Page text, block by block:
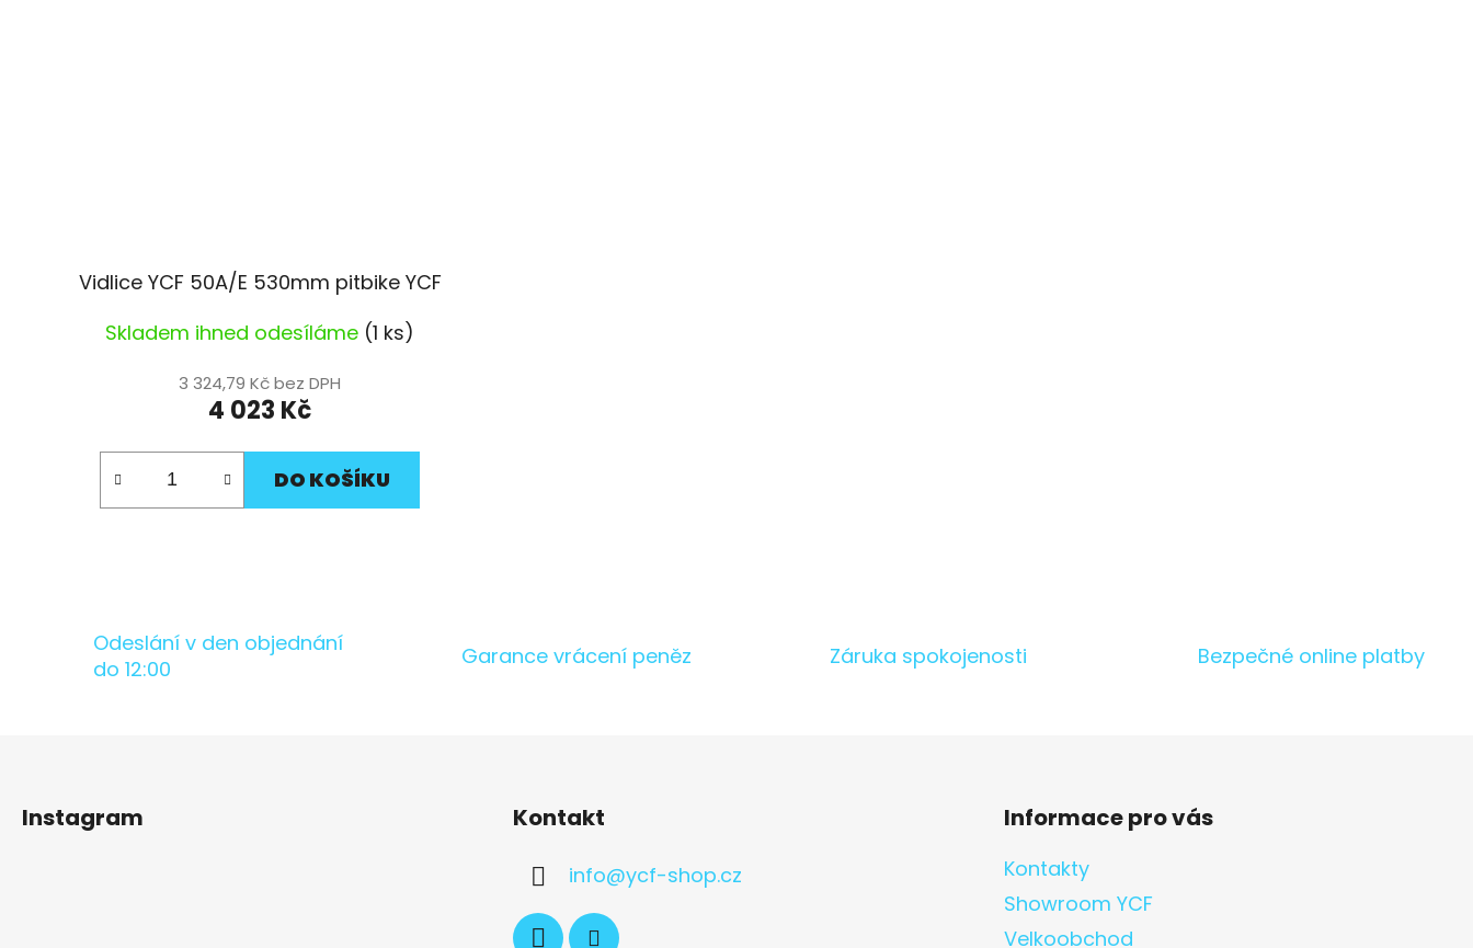
Vidlice YCF 50A/E 530mm pitbike YCF
Skladem ihned odesíláme (1 ks)
3 324,79 Kč bez DPH
4 023 Kč
DO KOŠÍKU
v
Odeslání v den objednání
do 12:00
Garance vrácení peněz Záruka spokojenosti Bezpečné online platby
Instagram Kontakt
info@ycf-shop.cz
Informace pro vás
Kontakty
Showroom YCF
Velkoobchod